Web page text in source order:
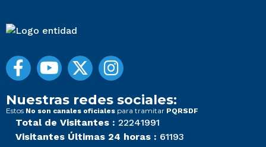
Nuestras redes sociales:
Estos No son canales oficiales para tramitar PQRSDF
Total de Visitantes : 22241991
Visitantes Últimas 24 horas : 61193